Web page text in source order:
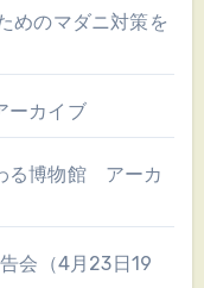
めのマダニ対策を
ーカイブ
る博物館 アーカ
会（4月23日19